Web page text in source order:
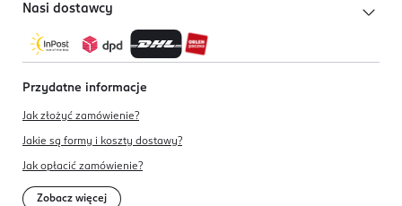
Nasi dostawcy
Przydatne informacje
Jak złożyć zamówienie?
Jakie są formy i koszty dostawy?
Jak opłacić zamówienie?
Zobacz więcej